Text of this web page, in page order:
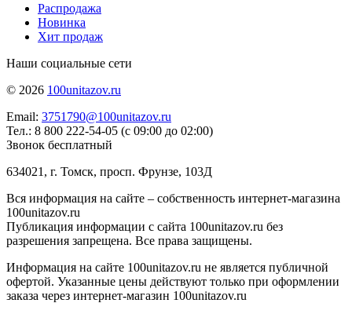
Распродажа
Новинка
Хит продаж
Наши социальные сети
© 2026 100unitazov.ru
Email: 3751790@100unitazov.ru
Тел.: 8 800 222-54-05 (с 09:00 до 02:00)
Звонок бесплатный
634021, г. Томск, просп. Фрунзе, 103Д
Вся информация на сайте – собственность интернет-магазина
100unitazov.ru
Публикация информации с сайта 100unitazov.ru без
разрешения запрещена. Все права защищены.
Информация на сайте 100unitazov.ru не является публичной
офертой. Указанные цены действуют только при оформлении
заказа через интернет-магазин 100unitazov.ru